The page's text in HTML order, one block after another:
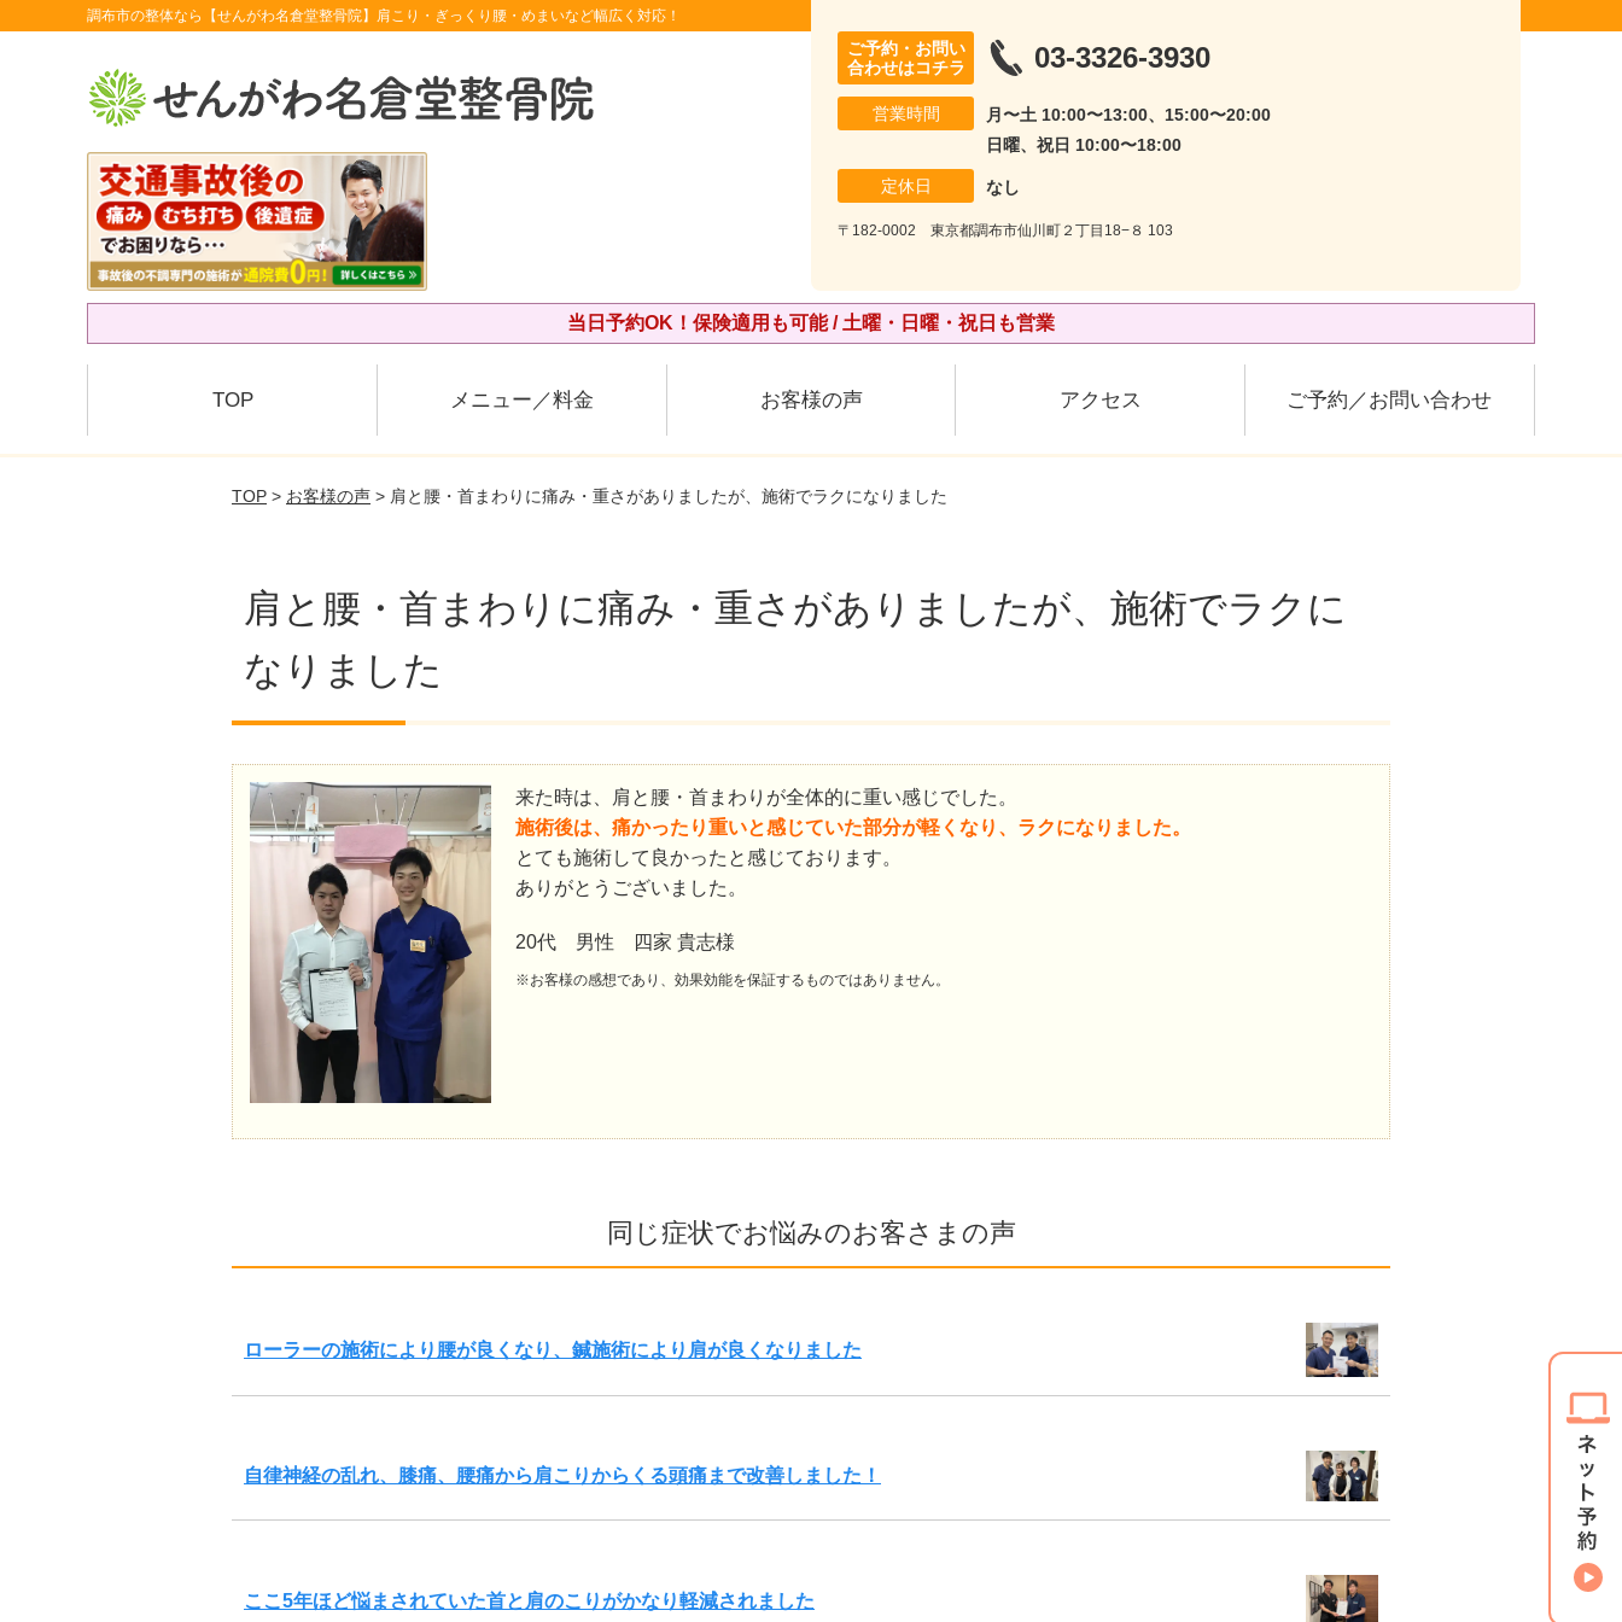
調布市の整体なら【せんがわ名倉堂整骨院】肩こり・ぎっくり腰・めまいなど幅広く対応！
ご予約・お問い
合わせはコチラ
03-3326-3930
営業時間
月〜土 10:00〜13:00、15:00〜20:00
日曜、祝日 10:00〜18:00
定休日 なし
〒182-0002 東京都調布市仙川町２丁目18−８ 103
当日予約OK！保険適用も可能 / 土曜・日曜・祝日も営業
TOP メニュー／料金 お客様の声 アクセス ご予約／お問い合わせ
TOP > お客様の声 > 肩と腰・首まわりに痛み・重さがありましたが、施術でラクになりました
肩と腰・首まわりに痛み・重さがありましたが、施術でラクに
なりました
来た時は、肩と腰・首まわりが全体的に重い感じでした。
施術後は、痛かったり重いと感じていた部分が軽くなり、ラクになりました。
とても施術して良かったと感じております。
ありがとうございました。
20代 男性 四家 貴志様
※お客様の感想であり、効果効能を保証するものではありません。
同じ症状でお悩みのお客さまの声
ローラーの施術により腰が良くなり、鍼施術により肩が良くなりました
自律神経の乱れ、膝痛、腰痛から肩こりからくる頭痛まで改善しました！
ここ5年ほど悩まされていた首と肩のこりがかなり軽減されました